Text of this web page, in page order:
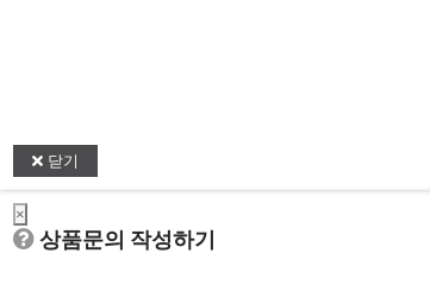
닫기
×
상품문의 작성하기